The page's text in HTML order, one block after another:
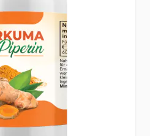
besser - wir prämieren
zu jedem Produkt.
Bestellung erhalten Sie
für Ihre nächste
bei uns.
Rabatte &